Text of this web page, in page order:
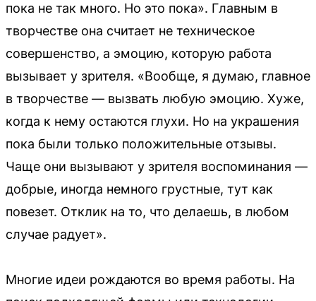
пока не так много. Но это пока». Главным в
творчестве она считает не техническое
совершенство, а эмоцию, которую работа
вызывает у зрителя. «Вообще, я думаю, главное
в творчестве — вызвать любую эмоцию. Хуже,
когда к нему остаются глухи. Но на украшения
пока были только положительные отзывы.
Чаще они вызывают у зрителя воспоминания —
добрые, иногда немного грустные, тут как
повезет. Отклик на то, что делаешь, в любом
случае радует».
Многие идеи рождаются во время работы. На